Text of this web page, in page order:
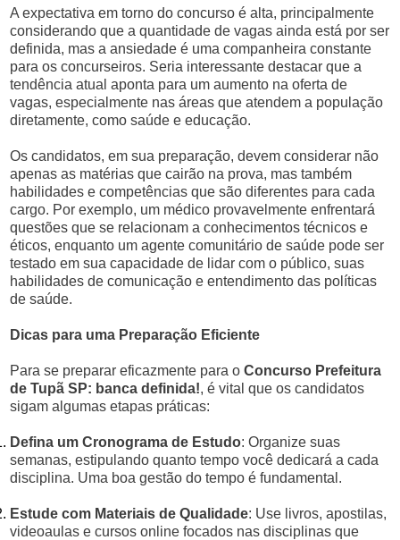
A expectativa em torno do concurso é alta, principalmente
considerando que a quantidade de vagas ainda está por ser
definida, mas a ansiedade é uma companheira constante
para os concurseiros. Seria interessante destacar que a
tendência atual aponta para um aumento na oferta de
vagas, especialmente nas áreas que atendem a população
diretamente, como saúde e educação.
Os candidatos, em sua preparação, devem considerar não
apenas as matérias que cairão na prova, mas também
habilidades e competências que são diferentes para cada
cargo. Por exemplo, um médico provavelmente enfrentará
questões que se relacionam a conhecimentos técnicos e
éticos, enquanto um agente comunitário de saúde pode ser
testado em sua capacidade de lidar com o público, suas
habilidades de comunicação e entendimento das políticas
de saúde.
Dicas para uma Preparação Eficiente
Para se preparar eficazmente para oConcurso Prefeitura
de Tupã SP: banca definida!, é vital que os candidatos
sigam algumas etapas práticas:
Defina um Cronograma de Estudo: Organize suas
semanas, estipulando quanto tempo você dedicará a cada
disciplina. Uma boa gestão do tempo é fundamental.
Estude com Materiais de Qualidade: Use livros, apostilas,
videoaulas e cursos online focados nas disciplinas que